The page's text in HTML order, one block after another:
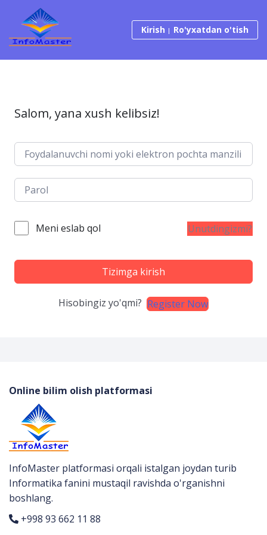
Tarkibga o‘tish
Kirish Ro'yxatdan o'tish
Salom, yana xush kelibsiz!
Meni eslab qol Unutdingizmi?
Tizimga kirish
Hisobingiz yo'qmi? Register Now
Online bilim olish platformasi
InfoMaster platformasi orqali istalgan joydan turib
Informatika fanini mustaqil ravishda o'rganishni
boshlang.
+998 93 662 11 88